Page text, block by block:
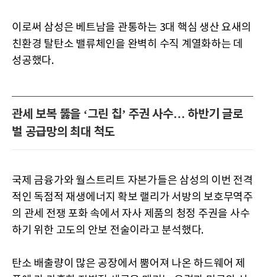
이로써 삼성은 베트남을 관통하는 3대 핵심 생산 요새의
친환경 탈탄소 밸류체인을 완벽히 수직 계열화하는 데
성공했다.
관세 보복 뚫을 ‘그린 칩’ 주권 사수… 하반기 글로
벌 공급망의 최대 척도
국제 금융가와 월스트리트 자본가들은 삼성의 이번 전격
적인 독점적 재생에너지 확보 랠리가 서방의 보호무역주
의 관세 전쟁 포화 속에서 자사 제품의 청정 주권을 사수
하기 위한 고도의 안보 전술이라고 분석했다.
탄소 배출량이 많은 공장에서 뿜어져 나온 하드웨어 제